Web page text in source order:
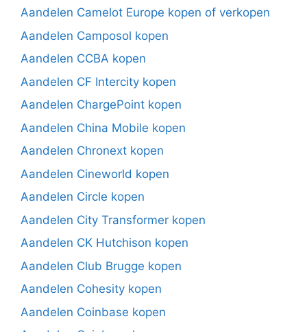
Aandelen Camelot Europe kopen of verkopen
Aandelen Camposol kopen
Aandelen CCBA kopen
Aandelen CF Intercity kopen
Aandelen ChargePoint kopen
Aandelen China Mobile kopen
Aandelen Chronext kopen
Aandelen Cineworld kopen
Aandelen Circle kopen
Aandelen City Transformer kopen
Aandelen CK Hutchison kopen
Aandelen Club Brugge kopen
Aandelen Cohesity kopen
Aandelen Coinbase kopen